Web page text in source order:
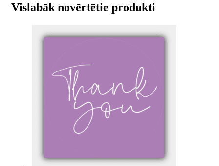
Vislabāk novērtētie produkti